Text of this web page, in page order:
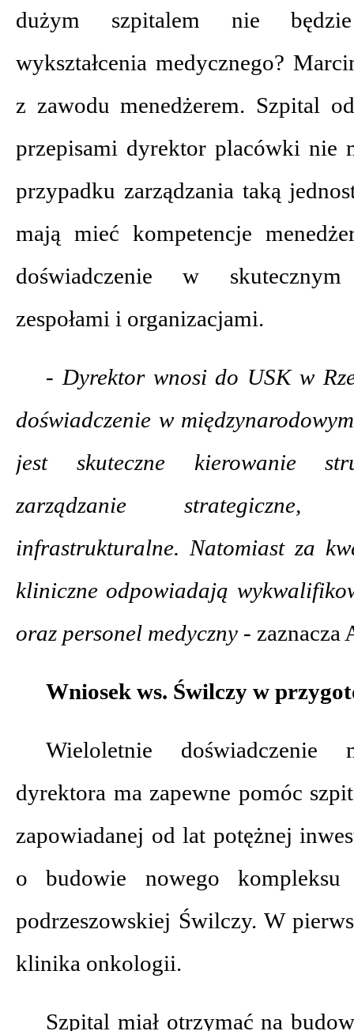
dużym szpitalem nie
wykształcenia medycznego?
z zawodu menedżerem. Szpital
przepisami dyrektor placówki nie
przypadku zarządzania taką
mają mieć kompetencje
doświadczenie w
zespołami i organizacjami.
- Dyrektor wnosi do USK w
doświadczenie w
jest skuteczne kierowanie
zarządzanie strategiczne,
infrastrukturalne. Natomiast za
kliniczne odpowiadają
oraz personel medyczny - zaznacza
Wniosek ws. Świlczy w
Wieloletnie doświadczenie
dyrektora ma zapewne pomóc
zapowiadanej od lat potężnej
o budowie nowego
podrzeszowskiej Świlczy. W
klinika onkologii.
Szpital miał otrzymać na